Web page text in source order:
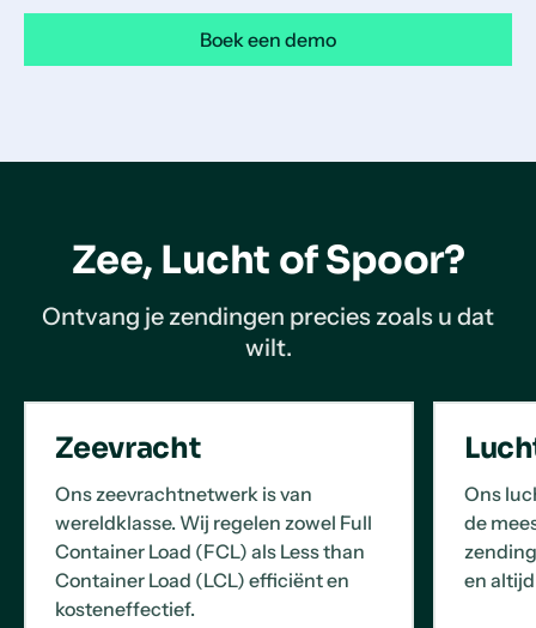
Boek een demo
Zee, Lucht of Spoor?
Ontvang je zendingen precies zoals u dat
wilt.
Zeevracht
Ons zeevrachtnetwerk is van
wereldklasse. Wij regelen zowel Full
Container Load (FCL) als Less than
Container Load (LCL) efficiënt en
kosteneffectief.
Ons
de
en